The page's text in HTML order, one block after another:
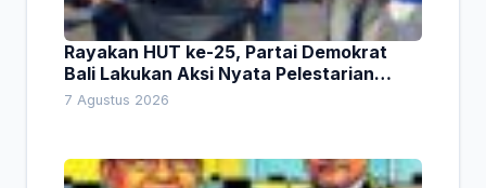
Rayakan HUT ke-25, Partai Demokrat
Bali Lakukan Aksi Nyata Pelestarian
Lingkungan
7 Agustus 2026